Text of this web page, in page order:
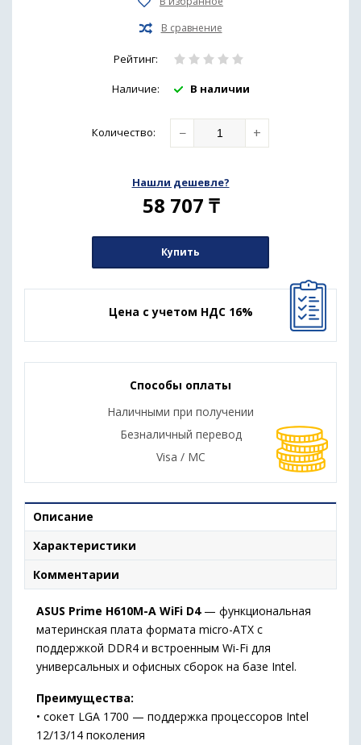
Рейтинг:
Наличие: В наличии
Количество: − +
Нашли дешевле?
58 707 ₸
Купить
Цена с учетом НДС 16%
Способы оплаты
Наличными при получении
Безналичный перевод
Visa / MC
Описание
Характеристики
Комментарии
ASUS Prime H610M-A WiFi D4— функциональная
материнская плата формата micro-ATX с
поддержкой DDR4 и встроенным Wi-Fi для
универсальных и офисных сборок на базе Intel.
Преимущества:
• сокет LGA 1700 — поддержка процессоров Intel
12/13/14 поколения